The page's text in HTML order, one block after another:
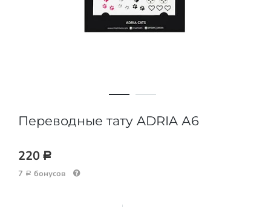
Переводные тату ADRIA А6
220 Р
7 Р бонусов